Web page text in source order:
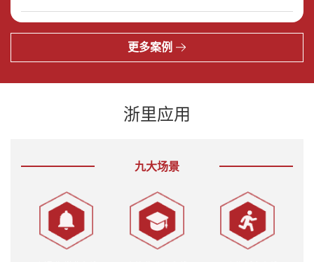
学生作品创作经验、学校组织工作经验分享，不管是想深耕数
更多案例
浙里应用
九大场景